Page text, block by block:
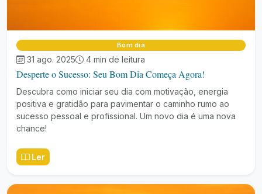
Bom dia
31 ago. 2025 4 min de leitura
Desperte o Sucesso: Seu Bom Dia Começa Agora!
Descubra como iniciar seu dia com motivação, energia
positiva e gratidão para pavimentar o caminho rumo ao
sucesso pessoal e profissional. Um novo dia é uma nova
chance!
Ler